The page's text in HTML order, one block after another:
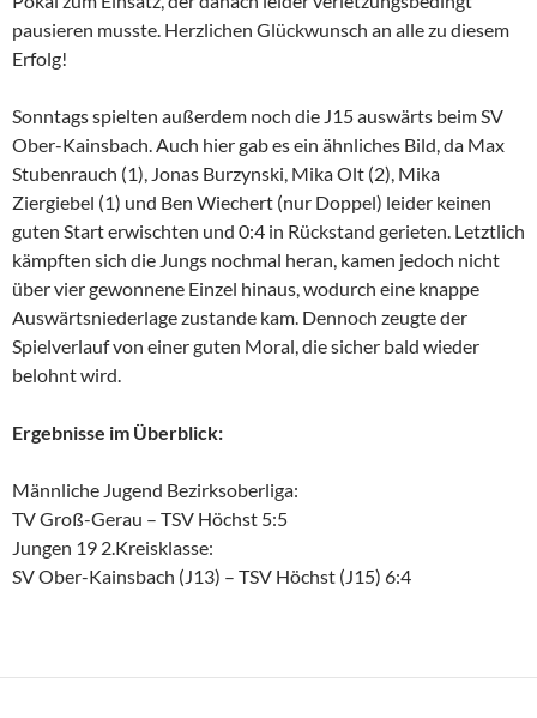
pausieren musste. Herzlichen Glückwunsch an alle zu diesem
Erfolg!
Sonntags spielten außerdem noch die J15 auswärts beim SV
Ober-Kainsbach. Auch hier gab es ein ähnliches Bild, da Max
Stubenrauch (1), Jonas Burzynski, Mika Olt (2), Mika
Ziergiebel (1) und Ben Wiechert (nur Doppel) leider keinen
guten Start erwischten und 0:4 in Rückstand gerieten. Letztlich
kämpften sich die Jungs nochmal heran, kamen jedoch nicht
über vier gewonnene Einzel hinaus, wodurch eine knappe
Auswärtsniederlage zustande kam. Dennoch zeugte der
Spielverlauf von einer guten Moral, die sicher bald wieder
belohnt wird.
Ergebnisse im Überblick:
Männliche Jugend Bezirksoberliga:
TV Groß-Gerau – TSV Höchst 5:5
Jungen 19 2.Kreisklasse:
SV Ober-Kainsbach (J13) – TSV Höchst (J15) 6:4